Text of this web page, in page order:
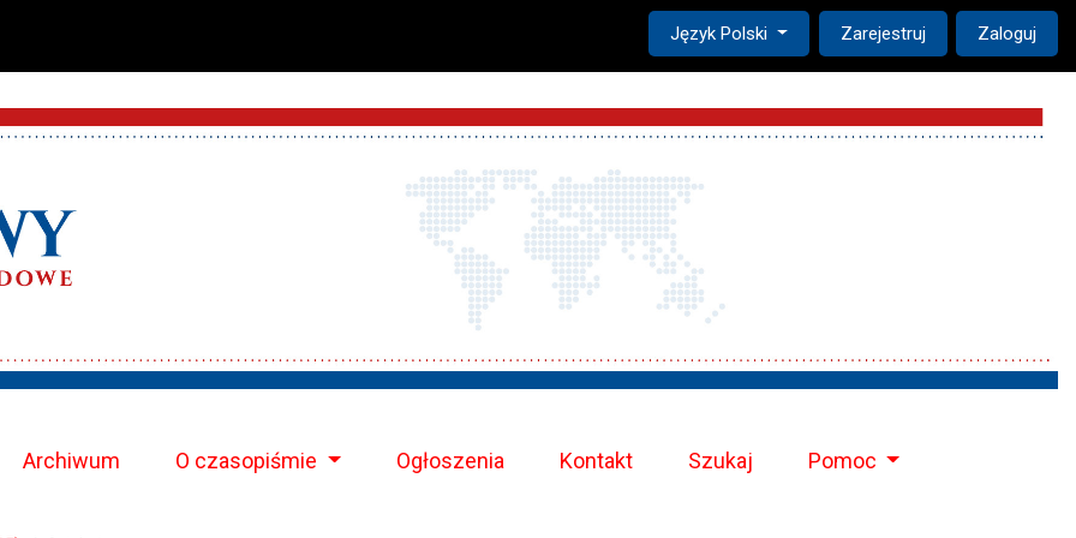
Change the language. The current language is:
Język Polski Zarejestruj Zaloguj
Archiwum O czasopiśmie Ogłoszenia Kontakt Szukaj Pomoc